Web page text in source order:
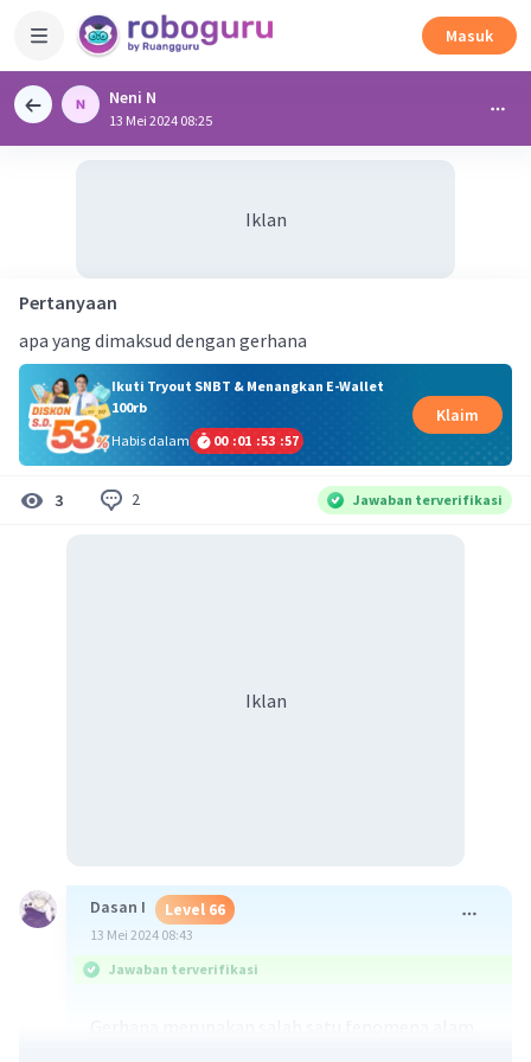
Masuk
Neni N
13 Mei 2024 08:25
Iklan
Pertanyaan
apa yang dimaksud dengan gerhana
Ikuti Tryout SNBT & Menangkan E-Wallet
100rb
Habis dalam
00 :01 :53 :57
Klaim
3 2 Jawaban terverifikasi
Iklan
Dasan I Level 66
13 Mei 2024 08:43
Jawaban terverifikasi